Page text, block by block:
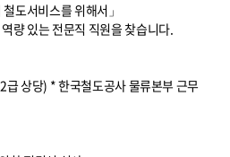
도서비스를 위해서」
량 있는 전문직 직원을 찾습니다.
급 상당) * 한국철도공사 물류본부 근무